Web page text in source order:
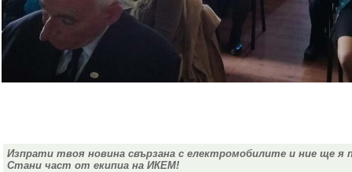
Изпрати твоя новина свързана с електромобилите и ние ще я
Стани част от екипиа на ИКЕМ!